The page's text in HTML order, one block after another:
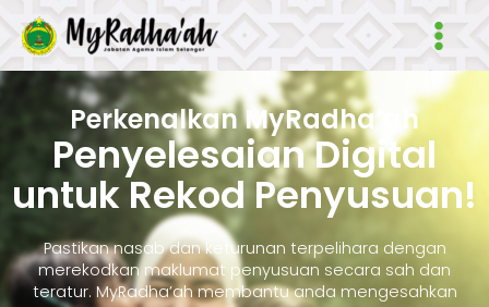
Main
Perkenalkan MyRadha’ah
Penyelesaian Digital
untuk Rekod Penyusuan!
Pastikan nasab dan keturunan terpelihara dengan
merekodkan maklumat penyusuan secara sah dan
teratur. MyRadha’ah membantu anda mengesahkan